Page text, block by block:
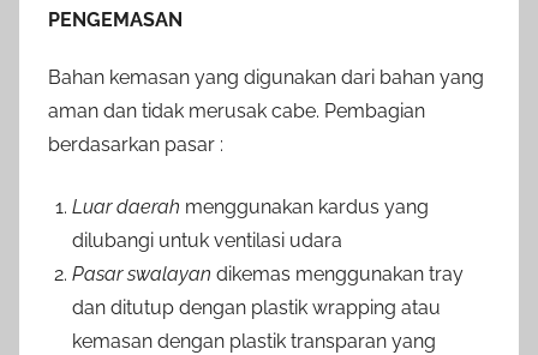
PENGEMASAN
Bahan kemasan yang digunakan dari bahan yang
aman dan tidak merusak cabe. Pembagian
berdasarkan pasar :
Luar daerah menggunakan kardus yang
dilubangi untuk ventilasi udara
Pasar swalayan dikemas menggunakan tray
dan ditutup dengan plastik wrapping atau
kemasan dengan plastik transparan yang